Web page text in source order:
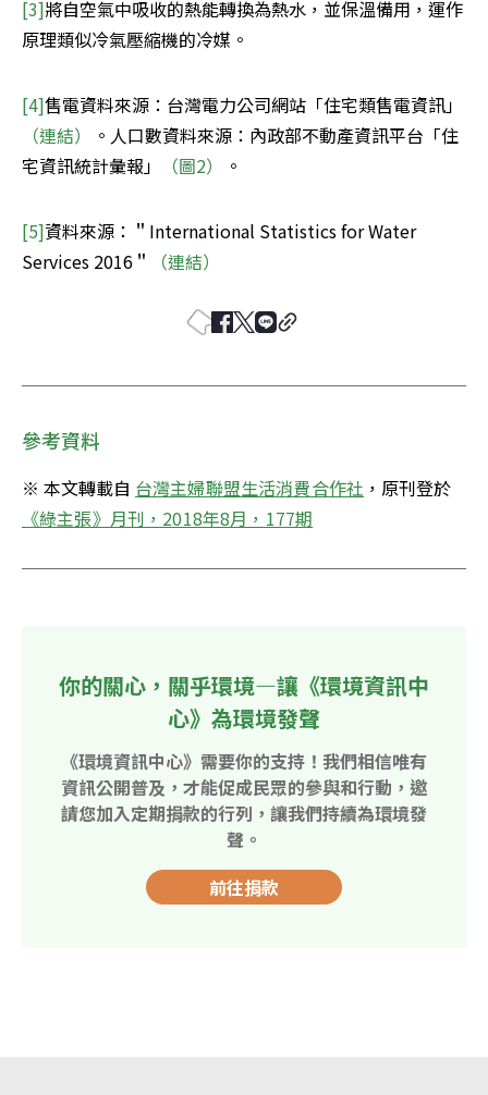
[3]將自空氣中吸收的熱能轉換為熱水，並保溫備用，運作
原理類似冷氣壓縮機的冷媒。
[4]售電資料來源：台灣電力公司網站「住宅類售電資訊」
（連結）
。人口數資料來源：內政部不動產資訊平台「住
宅資訊統計彙報」
（圖2） 。
[5]資料來源：＂International Statistics for Water
Services 2016＂
（連結）
參考資料
※ 本文轉載自 台灣主婦聯盟生活消費合作社 ，原刊登於
《綠主張》月刊，2018年8月，177期
你的關心，關乎環境—讓《環境資訊中
心》為環境發聲
《環境資訊中心》需要你的支持！我們相信唯有
資訊公開普及，才能促成民眾的參與和行動，邀
請您加入定期捐款的行列，讓我們持續為環境發
聲。
前往捐款